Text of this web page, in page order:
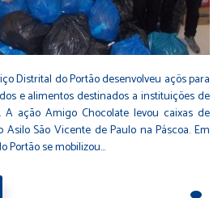
Distrital do Portão desenvolveu açõs para
e alimentos destinados a instituições de
ação Amigo Chocolate levou caixas de
São Vicente de Paulo na Páscoa. Em
Portão se mobilizou…